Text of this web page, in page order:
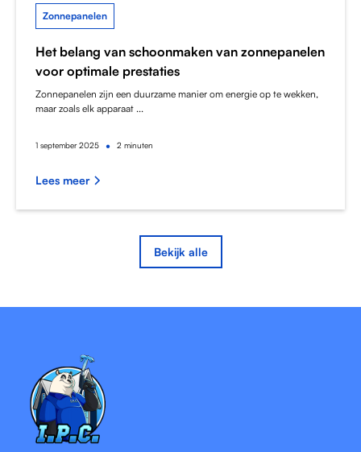
Zonnepanelen
Het belang van schoonmaken van zonnepanelen
voor optimale prestaties
Zonnepanelen zijn een duurzame manier om energie op te wekken,
maar zoals elk apparaat ...
1 september 2025 • 2 minuten
Lees meer
Bekijk alle